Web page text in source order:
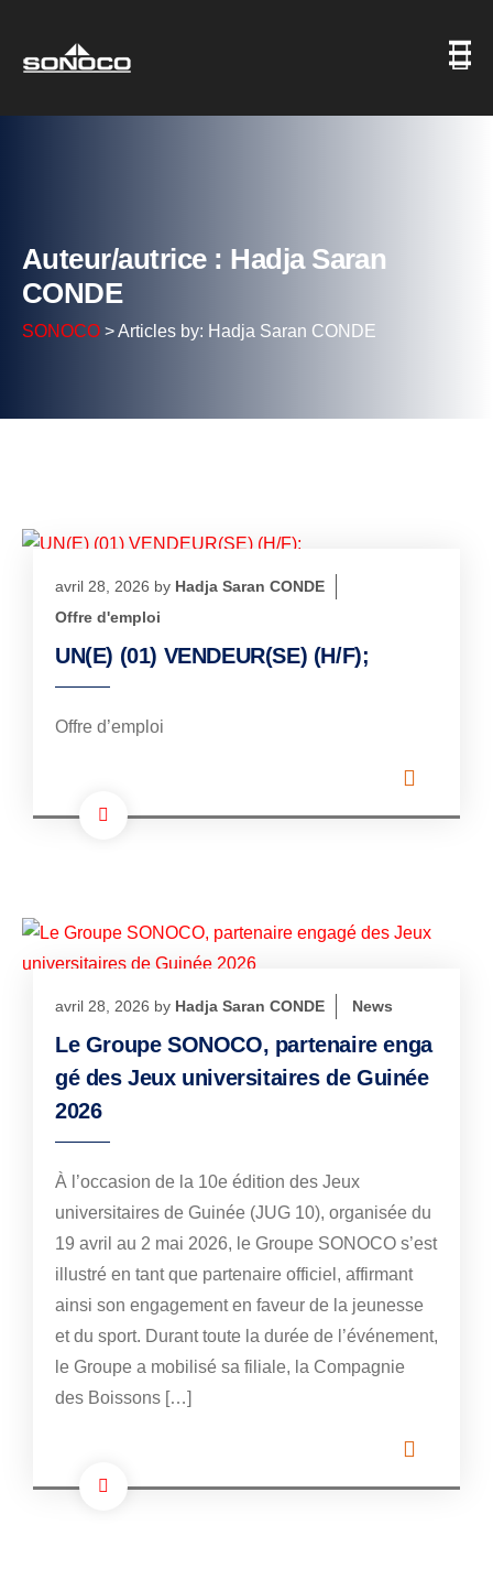
Auteur/autrice : Hadja Saran
CONDE
SONOCO >Articles by: Hadja Saran CONDE
avril 28, 2026 by Hadja Saran CONDE
Offre d'emploi
UN(E) (01) VENDEUR(SE) (H/F);
Offre d’emploi
avril 28, 2026 by Hadja Saran CONDE News
Le Groupe SONOCO, partenaire enga
gé des Jeux universitaires de Guinée
2026
À l’occasion de la 10e édition des Jeux
universitaires de Guinée (JUG 10), organisée du
19 avril au 2 mai 2026, le Groupe SONOCO s’est
illustré en tant que partenaire officiel, affirmant
ainsi son engagement en faveur de la jeunesse
et du sport. Durant toute la durée de l’événement,
le Groupe a mobilisé sa filiale, la Compagnie
des Boissons […]